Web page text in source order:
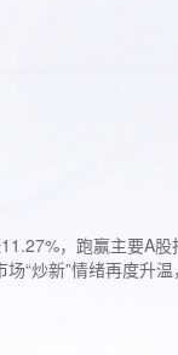
，跑赢主要A
“炒新”情绪再度升